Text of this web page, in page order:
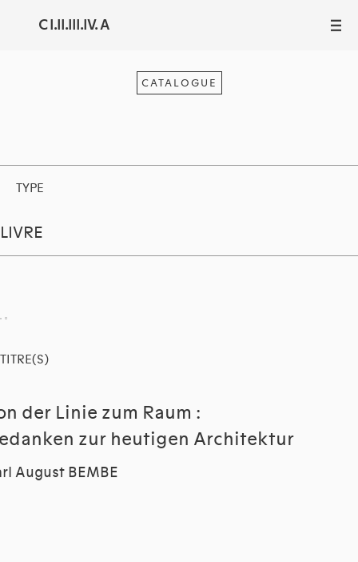
C I.II.III.IV. A III
CATALOGUE
TYPE
LIVRE
TITRE(S)
der Linie zum Raum :
zur heutigen Architektur
August BEMBE